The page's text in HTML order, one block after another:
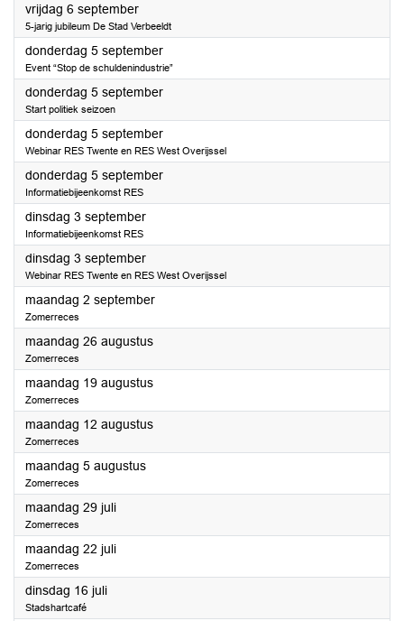
vrijdag 6 september2024
5-jarig jubileum De Stad Verbeeldt
donderdag 5 september2024
Event “Stop de schuldenindustrie”
donderdag 5 september2024
Start politiek seizoen
donderdag 5 september2024
Webinar RES Twente en RES West Overijssel
donderdag 5 september2024
Informatiebijeenkomst RES
dinsdag 3 september2024
Informatiebijeenkomst RES
dinsdag 3 september2024
Webinar RES Twente en RES West Overijssel
maandag 2 september2024
Zomerreces
maandag 26 augustus2024
Zomerreces
maandag 19 augustus2024
Zomerreces
maandag 12 augustus2024
Zomerreces
maandag 5 augustus2024
Zomerreces
maandag 29 juli2024
Zomerreces
maandag 22 juli2024
Zomerreces
dinsdag 16 juli2024
Stadshartcafé